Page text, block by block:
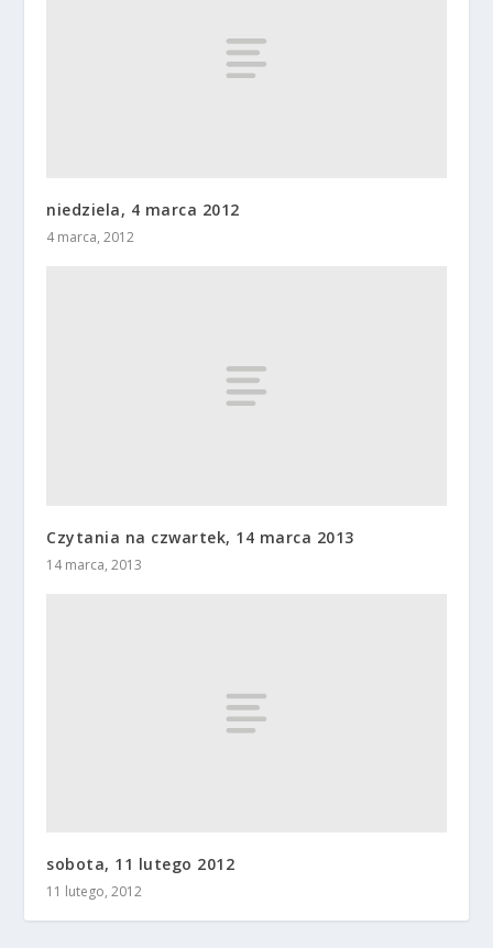
niedziela, 4 marca 2012
4 marca, 2012
Czytania na czwartek, 14 marca 2013
14 marca, 2013
sobota, 11 lutego 2012
11 lutego, 2012